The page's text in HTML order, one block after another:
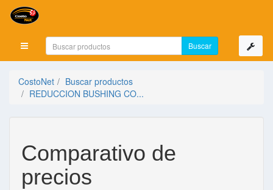
Mostrar menú
CostoNet
Buscar productos
REDUCCION BUSHING CO...
Comparativo de
precios